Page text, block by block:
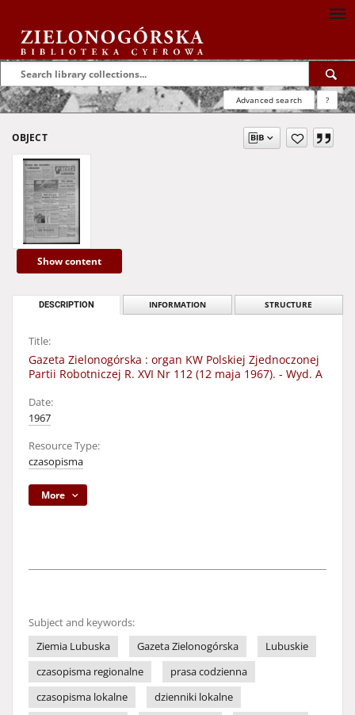
Advanced search ?
OBJECT
Show content
DESCRIPTION INFORMATION STRUCTURE
Title:
Gazeta Zielonogórska : organ KW Polskiej Zjednoczonej
Partii Robotniczej R. XVI Nr 112 (12 maja 1967). - Wyd. A
Date:
1967
Resource Type:
czasopisma
More
Subject and keywords:
Ziemia Lubuska
Gazeta Zielonogórska
Lubuskie
czasopisma regionalne
prasa codzienna
czasopisma lokalne
dzienniki lokalne